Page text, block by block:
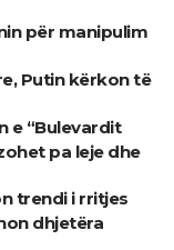
për manipulim
Putin kërkon të
e “Bulevardit
pa leje dhe
trendi i rritjes
dhjetëra